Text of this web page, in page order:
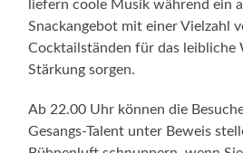
letzten Jahre versuchen.
Zum Jahreswechsel erleben die
ein ganz besonderes Highlight. Bei
dem Europa-Park Dome das
Danach wird ordentlich